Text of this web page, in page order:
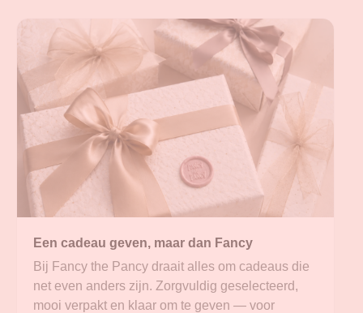
Een cadeau geven, maar dan Fancy
Bij Fancy the Pancy draait alles om cadeaus die
net even anders zijn. Zorgvuldig geselecteerd,
mooi verpakt en klaar om te geven — voor